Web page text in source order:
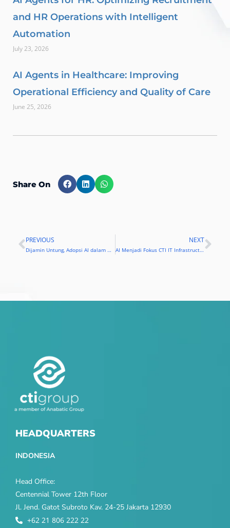
and HR Operations with Intelligent
Automation
July 23, 2026
AI Agents in Healthcare: Improving
Operational Efficiency and Quality of Care
June 25, 2026
Share On
Prev
PREVIOUS
Dijamin Untung, Adopsi AI dalam Dunia Bisnis Enggak Akan Buntung
NEXT
AI Menjadi Fokus CTI IT Infrastructure Summit 2019
HEADQUARTERS
INDONESIA
Head Office:
Centennial Tower 12th Floor
Jl. Jend. Gatot Subroto Kav. 24-25 Jakarta 12930
+62 21 806 222 22